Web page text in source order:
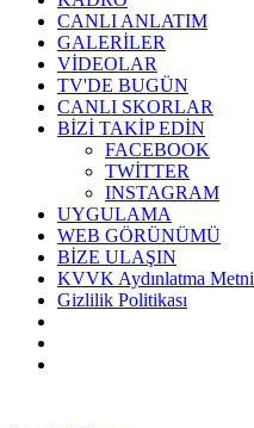
CANLI ANLATIM
GALERİLER
VİDEOLAR
TV'DE BUGÜN
CANLI SKORLAR
BİZİ TAKİP EDİN
FACEBOOK
TWİTTER
INSTAGRAM
UYGULAMA
WEB GÖRÜNÜMÜ
BİZE ULAŞIN
KVVK Aydınlatma Metni
Gizlilik Politikası